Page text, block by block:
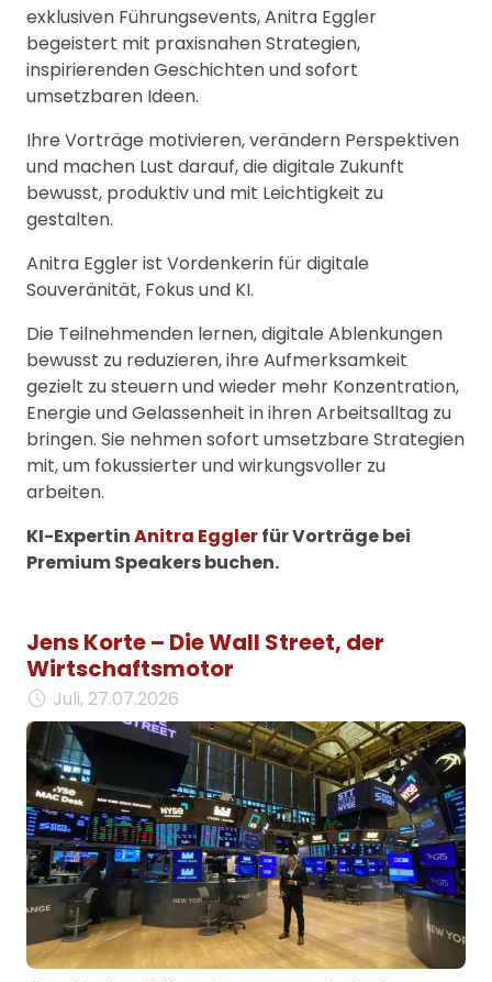
exklusiven Führungsevents, Anitra Eggler
begeistert mit praxisnahen Strategien,
inspirierenden Geschichten und sofort
umsetzbaren Ideen.
Ihre Vorträge motivieren, verändern Perspektiven
und machen Lust darauf, die digitale Zukunft
bewusst, produktiv und mit Leichtigkeit zu
gestalten.
Anitra Eggler ist Vordenkerin für digitale
Souveränität, Fokus und KI.
Die Teilnehmenden lernen, digitale Ablenkungen
bewusst zu reduzieren, ihre Aufmerksamkeit
gezielt zu steuern und wieder mehr Konzentration,
Energie und Gelassenheit in ihren Arbeitsalltag zu
bringen. Sie nehmen sofort umsetzbare Strategien
mit, um fokussierter und wirkungsvoller zu
arbeiten.
KI-ExpertinAnitra Egglerfür Vorträge bei
Premium Speakers buchen.
Jens Korte – Die Wall Street, der
Wirtschaftsmotor
Juli, 27.07.2026